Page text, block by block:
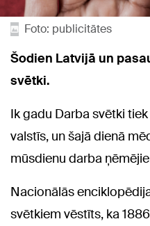
Foto: publicitātes
Šodien Latvijā un
svētki.
Ik gadu Darba svētki
valstīs, un šajā dienā
mūsdienu darba
Nacionālās
svētkiem vēstīts, ka